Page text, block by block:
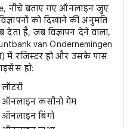
नीचे बताए गए ऑनलाइन जुए
को दिखाने की अनुमति
देता है, जब विज्ञापन देने वाला,
van Ondernemingen
में रजिस्टर हो और उसके पास
हो:
लॉटरी
ऑनलाइन कसीनो गेम
ऑनलाइन बिंगो